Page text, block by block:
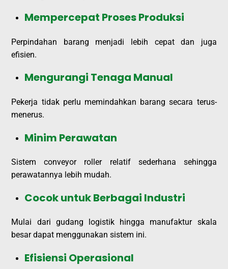
Mempercepat Proses Produksi
Perpindahan barang menjadi lebih cepat dan juga
efisien.
Mengurangi Tenaga Manual
Pekerja tidak perlu memindahkan barang secara terus-
menerus.
Minim Perawatan
Sistem conveyor roller relatif sederhana sehingga
perawatannya lebih mudah.
Cocok untuk Berbagai Industri
Mulai dari gudang logistik hingga manufaktur skala
besar dapat menggunakan sistem ini.
Efisiensi Operasional